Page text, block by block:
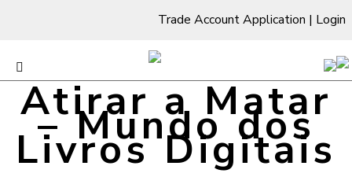
Trade Account Application | Login
Atirar a Matar
– Mundo dos
Livros Digitais